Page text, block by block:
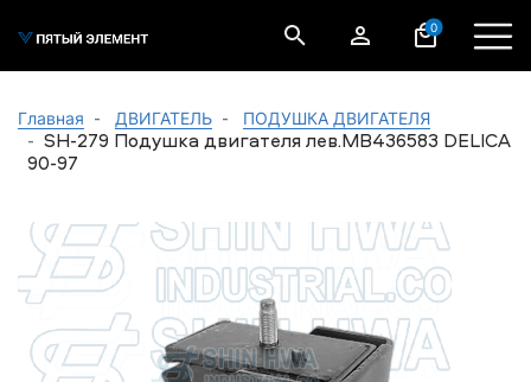
0
Главная ДВИГАТЕЛЬ ПОДУШКА ДВИГАТЕЛЯ
SH-279 Подушка двигателя лев.MB436583 DELICA
90-97